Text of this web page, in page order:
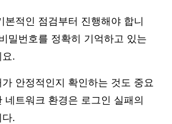
본적인 점검부터 진행해야 합니
밀번호를 정확히 기억하고 있는
요.
안정적인지 확인하는 것도 중요
네트워크 환경은 로그인 실패의
다.